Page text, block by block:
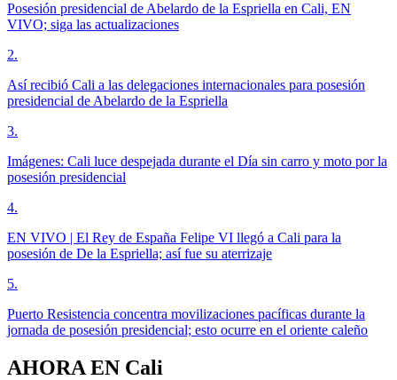
Posesión presidencial de Abelardo de la Espriella en Cali, EN
VIVO; siga las actualizaciones
2.
Así recibió Cali a las delegaciones internacionales para posesión
presidencial de Abelardo de la Espriella
3.
Imágenes: Cali luce despejada durante el Día sin carro y moto por la
posesión presidencial
4.
EN VIVO | El Rey de España Felipe VI llegó a Cali para la
posesión de De la Espriella; así fue su aterrizaje
5.
Puerto Resistencia concentra movilizaciones pacíficas durante la
jornada de posesión presidencial; esto ocurre en el oriente caleño
AHORA EN Cali